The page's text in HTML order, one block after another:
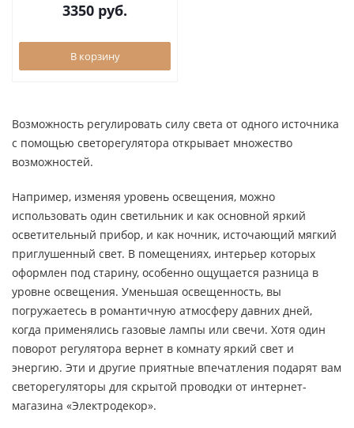
3350 руб.
В корзину
Возможность регулировать силу света от одного источника
с помощью светорегулятора открывает множество
возможностей.
Например, изменяя уровень освещения, можно
использовать один светильник и как основной яркий
осветительный прибор, и как ночник, источающий мягкий
приглушенный свет. В помещениях, интерьер которых
оформлен под старину, особенно ощущается разница в
уровне освещения. Уменьшая освещенность, вы
погружаетесь в романтичную атмосферу давних дней,
когда применялись газовые лампы или свечи. Хотя один
поворот регулятора вернет в комнату яркий свет и
энергию. Эти и другие приятные впечатления подарят вам
светорегуляторы для скрытой проводки от интернет-
магазина «Электродекор».